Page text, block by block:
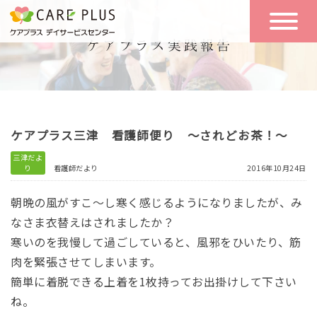
こんな方に
おすすめ
一日の流れ
一日体験
空き状況
リクルート
ケアプラス三津 看護師便り ～されどお茶！～
三津だよ
り
看護師だより 2016年10月24日
朝晩の風がすこ～し寒く感じるようになりましたが、み
なさま衣替えはされましたか？
寒いのを我慢して過ごしていると、風邪をひいたり、筋
肉を緊張させてしまいます。
簡単に着脱できる上着を1枚持ってお出掛けして下さい
ね。